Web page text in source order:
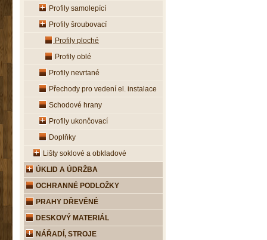
Profily samolepící
Profily šroubovací
Profily ploché
Profily oblé
Profily nevrtané
Přechody pro vedení el. instalace
Schodové hrany
Profily ukončovací
Doplňky
Lišty soklové a obkladové
ÚKLID A ÚDRŽBA
OCHRANNÉ PODLOŽKY
PRAHY DŘEVĚNÉ
DESKOVÝ MATERIÁL
NÁŘADÍ, STROJE